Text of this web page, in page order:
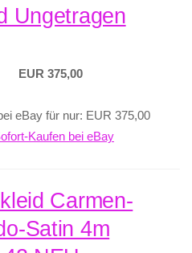
Ungetragen
EUR 375,00
eBay für nur: EUR 375,00
Kaufen bei eBay
Carmen-
Satin 4m